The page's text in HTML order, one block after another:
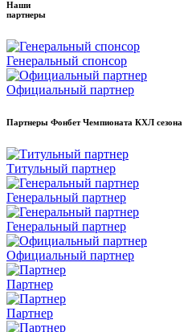
Наши
партнеры
Генеральный спонсор
Официальный партнер
Партнеры Фонбет Чемпионата КХЛ сезона
Титульный партнер
Генеральный партнер
Генеральный партнер
Официальный партнер
Партнер
Партнер